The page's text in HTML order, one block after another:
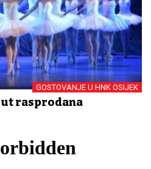
GOSTOVANJE U HNK OSIJEK
rasprodana